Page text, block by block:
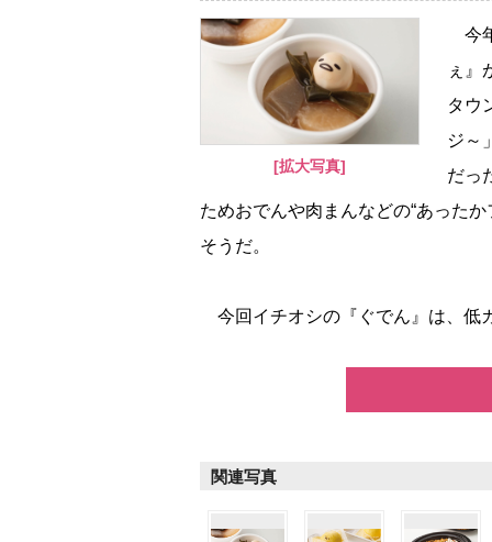
[拡大写真]
今
ぇ』
タウ
ジ～
だっ
ためおでんや肉まんなどの“あった
そうだ。
今回イチオシの『ぐでん』は、低
関連写真